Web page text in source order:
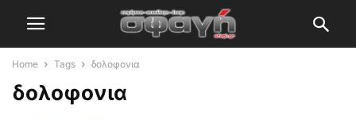
Home Tags δολοφονια
δολοφονια